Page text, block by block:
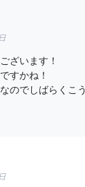
ざいます！
すかね！
のでしばらくこ